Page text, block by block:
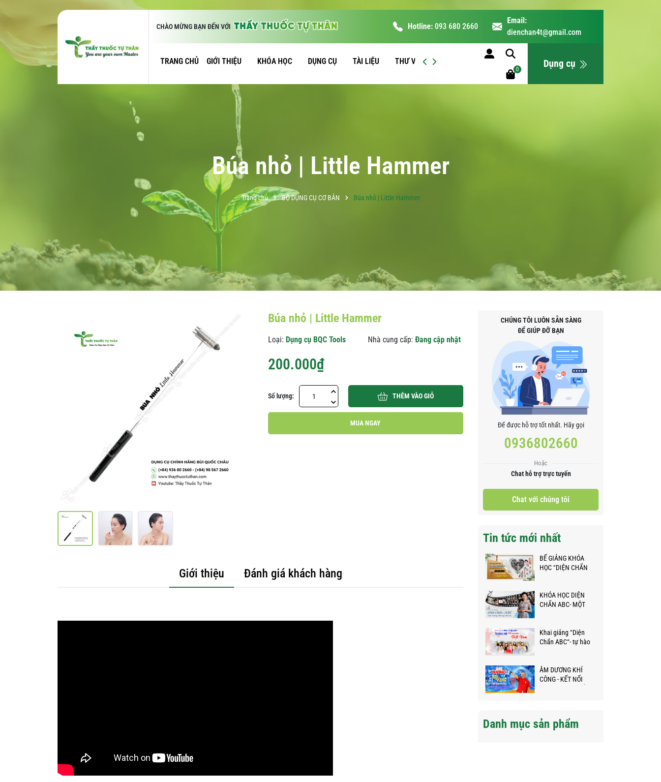
CHÀO MỪNG BẠN ĐẾN VỚI Hotline: 093 680 2660
Email:
dienchan4t@gmail.com
TRANG CHỦ GIỚI THIỆU KHÓA HỌC DỤNG CỤ TÀI LIỆU THƯ VIỆN
0 Dụng cụ
Búa nhỏ | Little Hammer
Trang chủ BỘ DỤNG CỤ CƠ BẢN Búa nhỏ | Little Hammer
Búa nhỏ | Little Hammer
Loại: Dụng cụ BQC Tools Nhà cung cấp: Đang cập nhật
200.000₫
Số lượng: THÊM VÀO GIỎ
MUA NGAY
Giới thiệu Đánh giá khách hàng
CHÚNG TÔI LUÔN SẴN SÀNG
ĐỂ GIÚP ĐỠ BẠN
Để được hỗ trợ tốt nhất. Hãy gọi
0936802660
Hoặc
Chat hỗ trợ trực tuyến
Chat với chúng tôi
Tin tức mới nhất
BẾ GIẢNG KHÓA
HỌC “DIỆN CHẨN
TRÊN HÀNH TRÌNH
KỲ DIỆU
KHÓA HỌC DIỆN
CHẨN ABC- MỘT
Khai giảng “Diện
Chẩn ABC“- tự hào
ÂM DƯƠNG KHÍ
CÔNG - KẾT NỐI
Danh mục sản phẩm